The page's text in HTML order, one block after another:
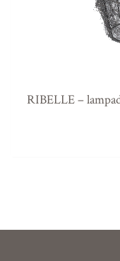
RIBELLE –